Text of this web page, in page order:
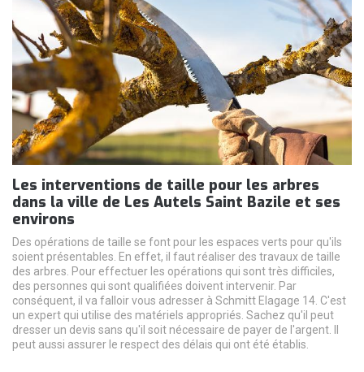
Les interventions de taille pour les arbres
dans la ville de Les Autels Saint Bazile et ses
environs
Des opérations de taille se font pour les espaces verts pour qu'ils
soient présentables. En effet, il faut réaliser des travaux de taille
des arbres. Pour effectuer les opérations qui sont très difficiles,
des personnes qui sont qualifiées doivent intervenir. Par
conséquent, il va falloir vous adresser à Schmitt Elagage 14. C'est
un expert qui utilise des matériels appropriés. Sachez qu'il peut
dresser un devis sans qu'il soit nécessaire de payer de l'argent. Il
peut aussi assurer le respect des délais qui ont été établis.